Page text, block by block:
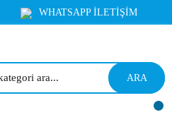
WHATSAPP İLETİŞİM
ARA